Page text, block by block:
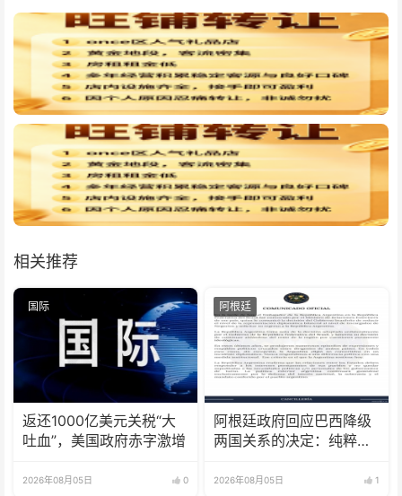
相关推荐
国际
返还1000亿美元关税“大
吐血”，美国政府赤字激增
2026年08月05日 0
阿根廷
阿根廷政府回应巴西降级
两国关系的决定：纯粹意
2026年08月05日 1